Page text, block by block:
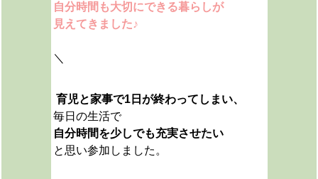
自分時間も大切にできる暮らしが
見えてきました♪
＼
育児と家事で1日が終わってしまい、
毎日の生活で
自分時間を少しでも充実させたい
と思い参加しました。